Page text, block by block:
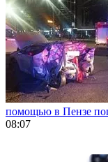
помощью в Пензе
08:07